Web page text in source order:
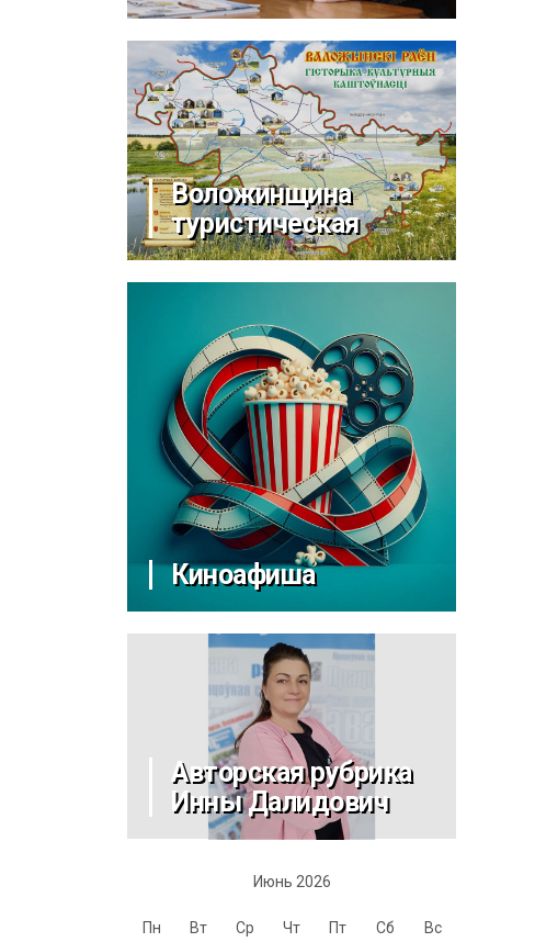
Воложинщина
туристическая
Киноафиша
Авторская рубрика
Инны Далидович
Июнь 2026
Пн Вт Ср Чт Пт Сб Вс